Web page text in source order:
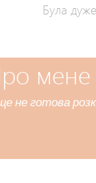
Була
мене
не готова